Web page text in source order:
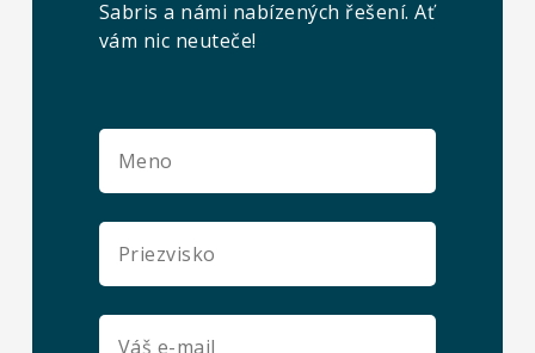
Sabris a námi nabízených řešení. Ať
vám nic neuteče!